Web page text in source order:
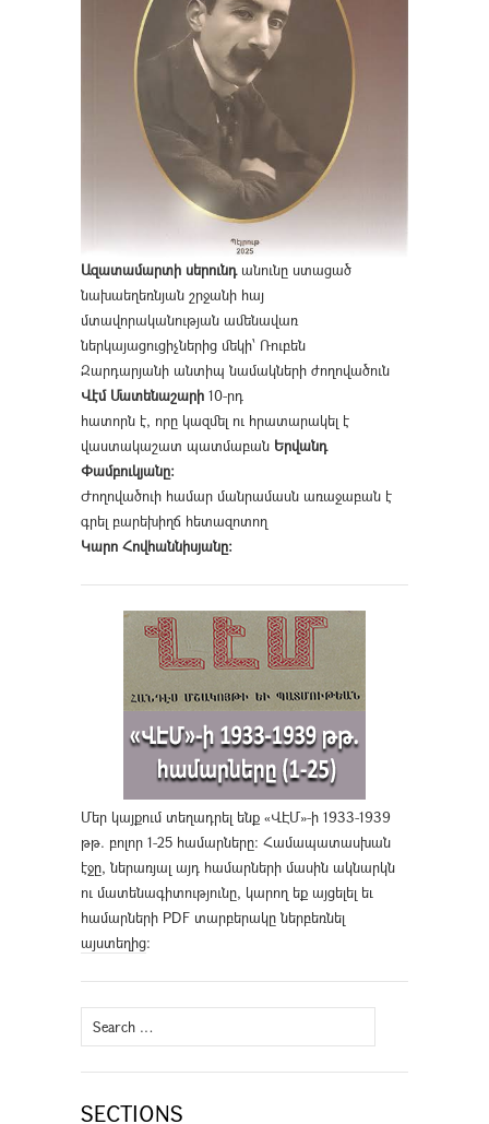
Ազատամարտի սերունդանունը ստացած
նախաեղեռնյան շրջանի հայ
մտավորականության ամենավառ
ներկայացուցիչներից մեկի՝ Ռուբեն
Զարդարյանի անտիպ նամակների ժողովածուն
Վէմ Մատենաշարի 10-րդ
հատորն է, որը կազմել ու հրատարակել է
վաստակաշատ պատմաբան Երվանդ
Փամբուկյանը։
Ժողովածուի համար մանրամասն առաջաբան է
գրել բարեխիղճ հետազոտող
Կարո Հովհաննիսյանը։
Մեր կայքում տեղադրել ենք «ՎԷՄ»-ի 1933-1939
թթ. բոլոր 1-25 համարները։ Համապատասխան
էջը, ներառյալ այդ համարների մասին ակնարկն
ու մատենագիտությունը, կարող եք այցելել եւ
համարների PDF տարբերակը ներբեռնել
այստեղից։
Search
for:
SECTIONS